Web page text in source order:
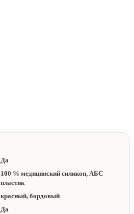
Да
100 % медицинский силикон, АБС
пластик
красный, бордовый
Да